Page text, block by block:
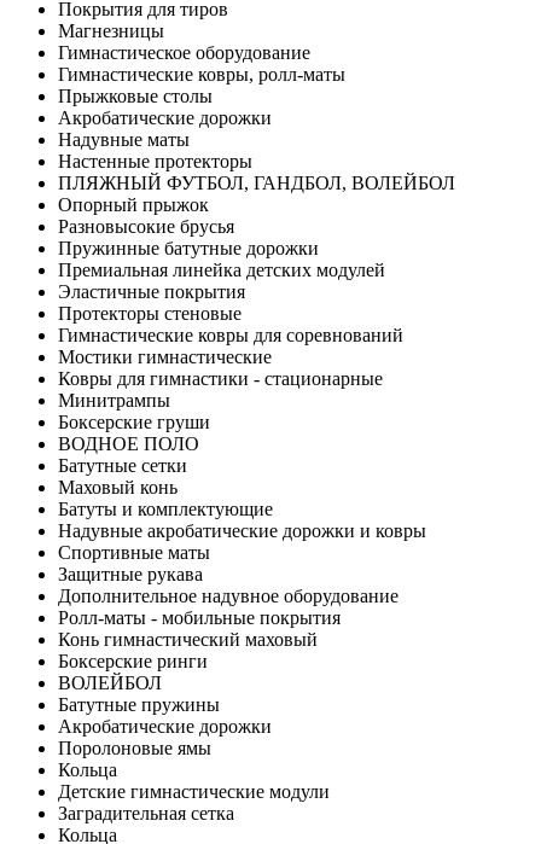
Покрытия для тиров
Магнезницы
Гимнастическое оборудование
Гимнастические ковры, ролл-маты
Прыжковые столы
Акробатические дорожки
Надувные маты
Настенные протекторы
ПЛЯЖНЫЙ ФУТБОЛ, ГАНДБОЛ, ВОЛЕЙБОЛ
Опорный прыжок
Разновысокие брусья
Пружинные батутные дорожки
Премиальная линейка детских модулей
Эластичные покрытия
Протекторы стеновые
Гимнастические ковры для соревнований
Мостики гимнастические
Ковры для гимнастики - стационарные
Минитрампы
Боксерские груши
ВОДНОЕ ПОЛО
Батутные сетки
Маховый конь
Батуты и комплектующие
Надувные акробатические дорожки и ковры
Спортивные маты
Защитные рукава
Дополнительное надувное оборудование
Ролл-маты - мобильные покрытия
Конь гимнастический маховый
Боксерские ринги
ВОЛЕЙБОЛ
Батутные пружины
Акробатические дорожки
Поролоновые ямы
Кольца
Детские гимнастические модули
Заградительная сетка
Кольца